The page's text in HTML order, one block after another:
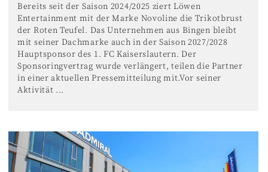
Bereits seit der Saison 2024/2025 ziert Löwen
Entertainment mit der Marke Novoline die Trikotbrust
der Roten Teufel. Das Unternehmen aus Bingen bleibt
mit seiner Dachmarke auch in der Saison 2027/2028
Hauptsponsor des 1. FC Kaiserslautern. Der
Sponsoringvertrag wurde verlängert, teilen die Partner
in einer aktuellen Pressemitteilung mit.Vor seiner
Aktivität ...